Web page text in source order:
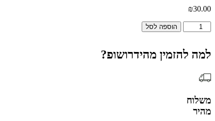
₪30.00
כמות
של
אפורה
10
הוספה לסל
למה להזמין מהידרושופ?
משלוח
מהיר